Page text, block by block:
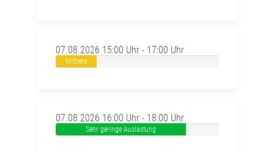
07.08.2026 15:00 Uhr - 17:00 Uhr
Mittlere
07.08.2026 16:00 Uhr - 18:00 Uhr
Sehr geringe Auslastung